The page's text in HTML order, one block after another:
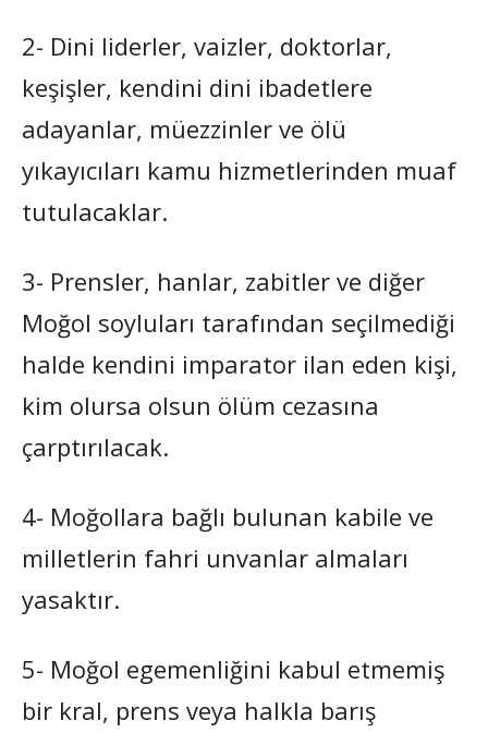
2- Dini liderler, vaizler, doktorlar,
keşişler, kendini dini ibadetlere
adayanlar, müezzinler ve ölü
yıkayıcıları kamu hizmetlerinden muaf
tutulacaklar.
3- Prensler, hanlar, zabitler ve diğer
Moğol soyluları tarafından seçilmediği
halde kendini imparator ilan eden kişi,
kim olursa olsun ölüm cezasına
çarptırılacak.
4- Moğollara bağlı bulunan kabile ve
milletlerin fahri unvanlar almaları
yasaktır.
5- Moğol egemenliğini kabul etmemiş
bir kral, prens veya halkla barış